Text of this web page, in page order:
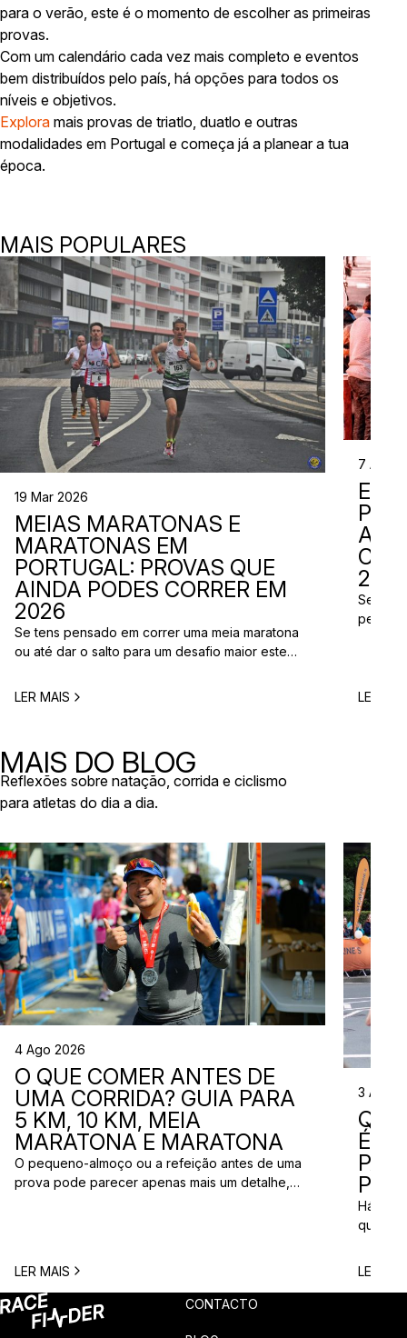
para o verão, este é o momento de escolher as primeiras
provas.
Com um calendário cada vez mais completo e eventos
bem distribuídos pelo país, há opções para todos os
níveis e objetivos.
Explora mais provas de triatlo, duatlo e outras
modalidades em Portugal e começa já a planear a tua
época.
MAIS POPULARES
19 Mar 2026
MEIAS MARATONAS E
MARATONAS EM
PORTUGAL: PROVAS QUE
AINDA PODES CORRER EM
2026
Se tens pensado em correr uma meia maratona
ou até dar o salto para um desafio maior este
planear. Entre a primavera e o verão, o
LER MAIS
7 Abr
Se
perto
LER
MAIS DO BLOG
Reflexões sobre natação, corrida e ciclismo
para atletas do dia a dia.
4 Ago 2026
O QUE COMER ANTES DE
UMA CORRIDA? GUIA PARA
5 KM, 10 KM, MEIA
MARATONA E MARATONA
O pequeno-almoço ou a refeição antes de uma
prova pode parecer apenas mais um detalhe,
corredores: o que comer antes de uma corrida?
A […]
LER MAIS
3 Ago
ÉS?
Há
quem
para
LER
CONTACTO